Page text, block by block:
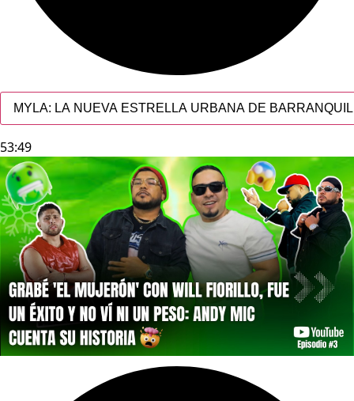
MYLA: LA NUEVA ESTRELLA URBANA DE
53:49